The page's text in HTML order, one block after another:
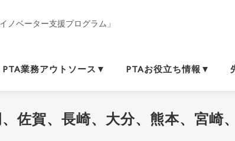
PTA業務アウトソース▼ PTAお役立ち情報▼
佐賀、長崎、大分、熊本、宮崎